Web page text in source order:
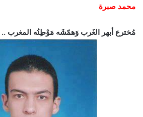
محمد صبرة
مُخترع أبهر الغَرب وَهمّشَه مَوْطِنُه المغرب .. صاحب